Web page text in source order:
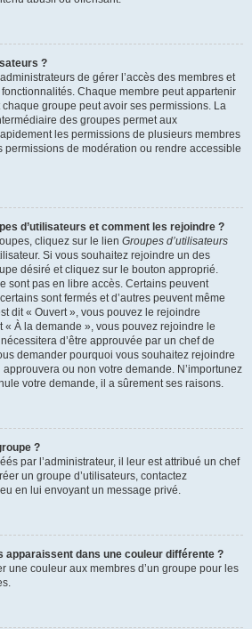
?
de gérer l’accès des membres et
Chaque membre peut appartenir
groupe peut avoir ses permissions. La
des groupes permet aux
les permissions de plusieurs membres
permissions de modération ou rendre accessible
d’utilisateurs et comment les rejoindre ?
cliquez sur le lien Groupes d’utilisateurs
Si vous souhaitez rejoindre un des
désiré et cliquez sur le bouton approprié.
sont pas en libre accès. Certains peuvent
sont fermés et d’autres peuvent même
dit « Ouvert », vous pouvez le rejoindre
« À la demande », vous pouvez rejoindre le
d’être approuvée par un chef de
demander pourquoi vous souhaitez rejoindre
approuvera ou non votre demande. N’importunez
votre demande, il a sûrement ses raisons.
?
par l’administrateur, il leur est attribué un chef
un groupe d’utilisateurs, contactez
en lui envoyant un message privé.
apparaissent dans une couleur différente ?
une couleur aux membres d’un groupe pour les